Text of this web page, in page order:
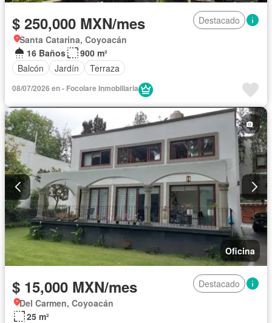
$ 250,000 MXN/mes
Destacado
Santa Catarina, Coyoacán
16 Baños
900 m²
Balcón
Jardín Terraza
08/07/2026 en - Focolare Inmobiliaria
Oficina
$ 15,000 MXN/mes
Destacado
Del Carmen, Coyoacán
25 m²